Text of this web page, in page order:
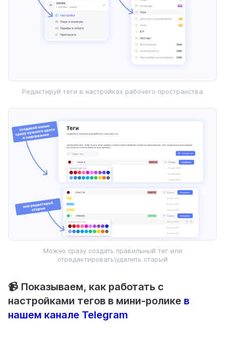
Редактируй теги в настройках рабочего пространства
Можно сразу создать правильный тег или
отредактировать\удалить старый
📹 Показываем, как работать с
настройками тегов в мини-ролике в
нашем канале Telegram